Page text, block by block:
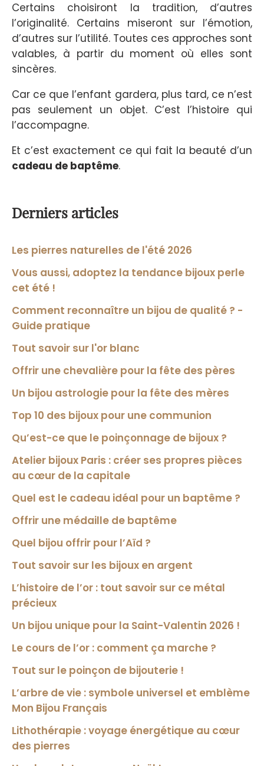
Certains choisiront la tradition, d’autres
l’originalité. Certains miseront sur l’émotion,
d’autres sur l’utilité. Toutes ces approches sont
valables, à partir du moment où elles sont
sincères.
Car ce que l’enfant gardera, plus tard, ce n’est
pas seulement un objet. C’est l’histoire qui
l’accompagne.
Et c’est exactement ce qui fait la beauté d’un
cadeau de baptême.
Derniers articles
Les pierres naturelles de l'été 2026
Vous aussi, adoptez la tendance bijoux perle
cet été !
Comment reconnaître un bijou de qualité ? -
Guide pratique
Tout savoir sur l'or blanc
Offrir une chevalière pour la fête des pères
Un bijou astrologie pour la fête des mères
Top 10 des bijoux pour une communion
Qu’est-ce que le poinçonnage de bijoux ?
Atelier bijoux Paris : créer ses propres pièces
au cœur de la capitale
Quel est le cadeau idéal pour un baptême ?
Offrir une médaille de baptême
Quel bijou offrir pour l’Aïd ?
Tout savoir sur les bijoux en argent
L’histoire de l’or : tout savoir sur ce métal
précieux
Un bijou unique pour la Saint-Valentin 2026 !
Le cours de l’or : comment ça marche ?
Tout sur le poinçon de bijouterie !
L’arbre de vie : symbole universel et emblème
Mon Bijou Français
Lithothérapie : voyage énergétique au cœur
des pierres